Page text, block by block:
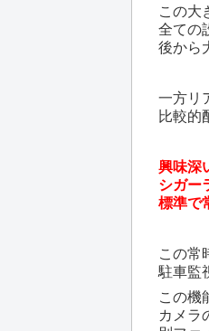
この大
全ての
後から
一方リ
比較的
興味深
シガー
標準で
この常
駐車監
この機
カメラ